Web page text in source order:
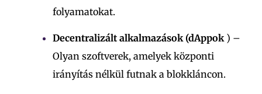
folyamatokat.
Decentralizált alkalmazások (dAppok) –
Olyan szoftverek, amelyek központi
irányítás nélkül futnak a blokkláncon.